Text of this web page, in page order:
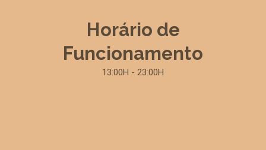
Horário de
Funcionamento
13:00H - 23:00H